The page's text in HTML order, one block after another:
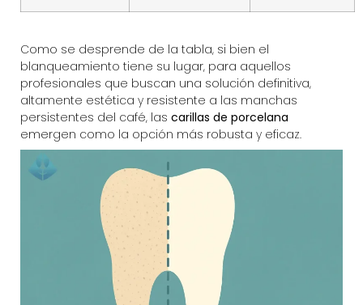
Como se desprende de la tabla, si bien el
blanqueamiento tiene su lugar, para aquellos
profesionales que buscan una solución definitiva,
altamente estética y resistente a las manchas
persistentes del café, las carillas de porcelana
emergen como la opción más robusta y eficaz.